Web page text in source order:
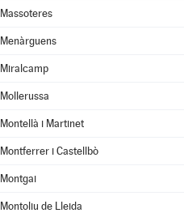
Massoteres
Menàrguens
Miralcamp
Mollerussa
Montellà i Martinet
Montferrer i Castellbò
Montgai
Montoliu de Lleida